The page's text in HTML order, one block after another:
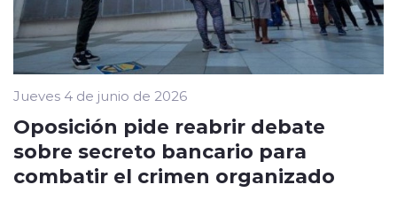
Jueves 4 de junio de 2026
Oposición pide reabrir debate
sobre secreto bancario para
combatir el crimen organizado